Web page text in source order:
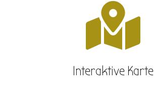

Interaktive Karte